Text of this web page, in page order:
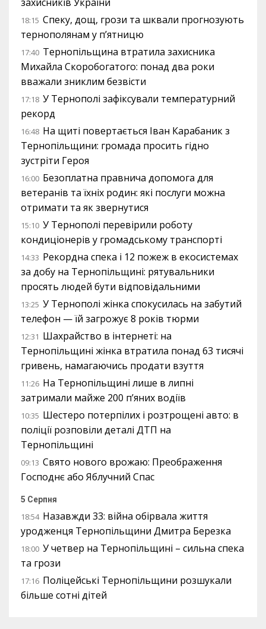
18:15 Спеку, дощ, грози та шквали прогнозують
тернополянам у п’ятницю
17:40 Тернопільщина втратила захисника
Михайла Скоробогатого: понад два роки
вважали зниклим безвісти
17:18 У Тернополі зафіксували температурний
рекорд
16:48 На щиті повертається Іван Карабаник з
Тернопільщини: громада просить гідно
зустріти Героя
16:00 Безоплатна правнича допомога для
ветеранів та їхніх родин: які послуги можна
отримати та як звернутися
15:10 У Тернополі перевірили роботу
кондиціонерів у громадському транспорті
14:33 Рекордна спека і 12 пожеж в екосистемах
за добу на Тернопільщині: рятувальники
просять людей бути відповідальними
13:25 У Тернополі жінка спокусилась на забутий
телефон — їй загрожує 8 років тюрми
12:31 Шахрайство в інтернеті: на
Тернопільщині жінка втратила понад 63 тисячі
гривень, намагаючись продати взуття
11:26 На Тернопільщині лише в липні
затримали майже 200 п’яних водіїв
10:35 Шестеро потерпілих і розтрощені авто: в
поліції розповіли деталі ДТП на
Тернопільщині
09:13 Свято нового врожаю: Преображення
Господнє або Яблучний Спас
5 Серпня
18:54 Назавжди 33: війна обірвала життя
уродженця Тернопільщини Дмитра Березка
18:00 У четвер на Тернопільщині – сильна спека
та грози
17:16 Поліцейські Тернопільщини розшукали
більше сотні дітей